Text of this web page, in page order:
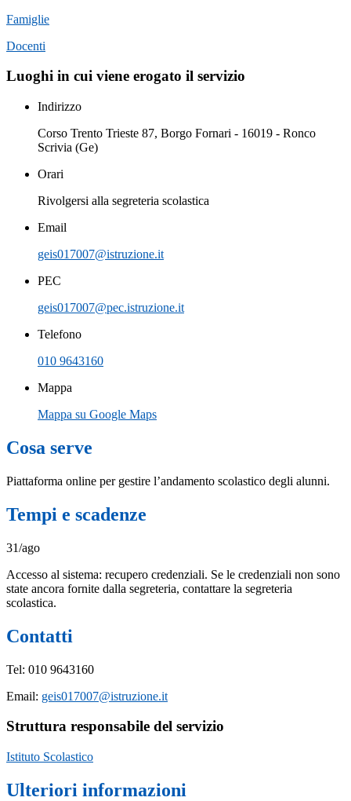
Famiglie
Docenti
Luoghi in cui viene erogato il servizio
Indirizzo
Corso Trento Trieste 87, Borgo Fornari - 16019 - Ronco
Scrivia (Ge)
Orari
Rivolgersi alla segreteria scolastica
Email
geis017007@istruzione.it
PEC
geis017007@pec.istruzione.it
Telefono
010 9643160
Mappa
Mappa su Google Maps
Cosa serve
Piattaforma online per gestire l’andamento scolastico degli alunni.
Tempi e scadenze
31/ago
Accesso al sistema: recupero credenziali. Se le credenziali non sono
state ancora fornite dalla segreteria, contattare la segreteria
scolastica.
Contatti
Tel: 010 9643160
Email: geis017007@istruzione.it
Struttura responsabile del servizio
Istituto Scolastico
Ulteriori informazioni